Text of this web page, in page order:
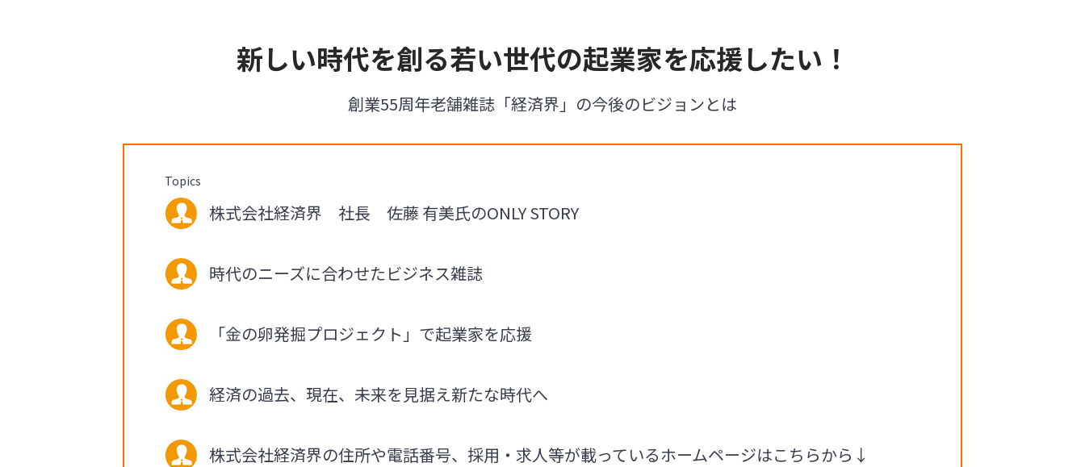
新しい時代を創る若い世代の起業家を応援したい！
創業55周年老舗雑誌「経済界」の今後のビジョンとは
Topics
株式会社経済界 社長 佐藤 有美氏のONLY STORY
時代のニーズに合わせたビジネス雑誌
「金の卵発掘プロジェクト」で起業家を応援
経済の過去、現在、未来を見据え新たな時代へ
株式会社経済界の住所や電話番号、採用・求人等が載っているホームページはこちらから↓